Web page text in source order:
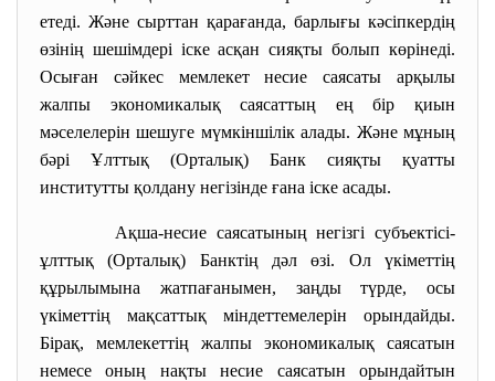
етеді. Және сырттан қарағанда, барлығы кәсіпкердің
өзінің шешімдері іске асқан сияқты болып көрінеді.
Осыған сәйкес мемлекет несие саясаты арқылы
жалпы экономикалық саясаттың ең бір қиын
мәселелерін шешуге мүмкіншілік алады. Және мұның
бәрі Ұлттық (Орталық) Банк сияқты қуатты
институтты қолдану негізінде ғана іске асады.
Ақша-несие саясатының негізгі субъектісі-
ұлттық (Орталық) Банктің дәл өзі. Ол үкіметтің
құрылымына жатпағанымен, заңды түрде, осы
үкіметтің мақсаттық міндеттемелерін орындайды.
Бірақ, мемлекеттің жалпы экономикалық саясатын
немесе оның нақты несие саясатын орындайтын